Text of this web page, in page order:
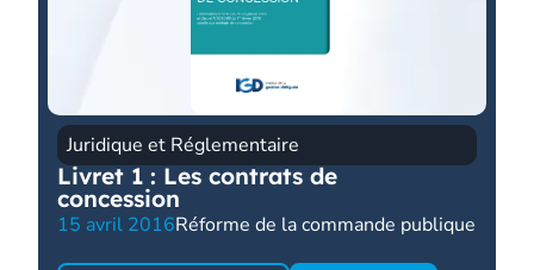
Juridique et Réglementaire
Livret 1 : Les contrats de
concession
15 avril 2016Réforme de la commande publique